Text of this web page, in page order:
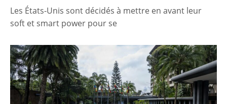
Les États-Unis sont décidés à mettre en avant leur
soft et smart power pour se